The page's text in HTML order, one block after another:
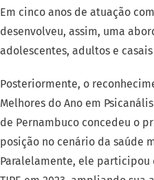
Em cinco anos de atuação
desenvolveu, assim, uma
adolescentes, adultos e
Posteriormente, o
Melhores do Ano em
de Pernambuco concedeu o
posição no cenário da saúde
Paralelamente, ele participou